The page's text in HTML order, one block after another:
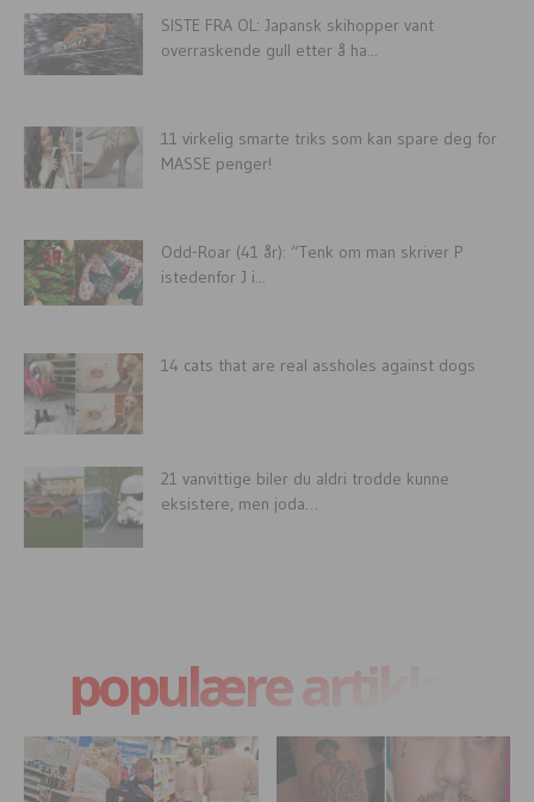
SISTE FRA OL: Japansk skihopper vant
overraskende gull etter å ha...
11 virkelig smarte triks som kan spare deg for
MASSE penger!
Odd-Roar (41 år): “Tenk om man skriver P
istedenfor J i...
14 cats that are real assholes against dogs
21 vanvittige biler du aldri trodde kunne
eksistere, men joda…
populære artikler